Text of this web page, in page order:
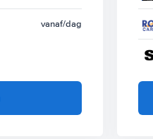
vanaf/dag